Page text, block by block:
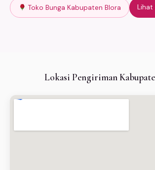
Toko Bunga Kabupaten Blora Lihat
Lokasi Pengiriman